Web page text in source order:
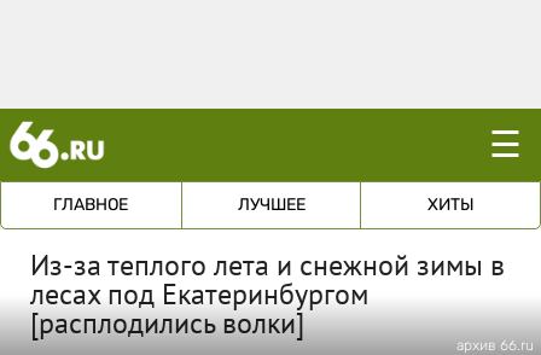
☰
ГЛАВНОЕ ЛУЧШЕЕ ХИТЫ
Из-за теплого лета и снежной зимы в
лесах под Екатеринбургом
[расплодились волки]
архив 66.ru